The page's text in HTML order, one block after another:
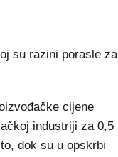
su razini porasle za
cijene
industriji za 0,5
dok su u opskrbi